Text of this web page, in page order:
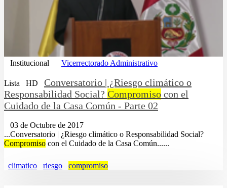
Institucional Vicerrectorado Administrativo
Lista HD
Conversatorio | ¿Riesgo climático o
Responsabilidad Social? Compromiso con el
Cuidado de la Casa Común - Parte 02
03 de Octubre de 2017
...Conversatorio | ¿Riesgo climático o Responsabilidad Social?
Compromiso con el Cuidado de la Casa Común......
climatico riesgo compromiso